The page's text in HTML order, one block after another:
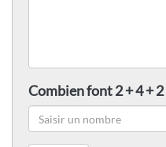
Combien font 2 + 4 + 2